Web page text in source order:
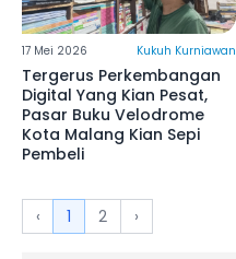
17 Mei 2026 Kukuh Kurniawan
Tergerus Perkembangan
Digital Yang Kian Pesat,
Pasar Buku Velodrome
Kota Malang Kian Sepi
Pembeli
‹ 1 2 ›